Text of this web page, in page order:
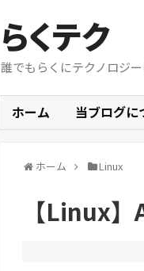
らくテク
誰でもらくにテクノロジ
ホーム 当ブログに
ホーム Linux
【Linux